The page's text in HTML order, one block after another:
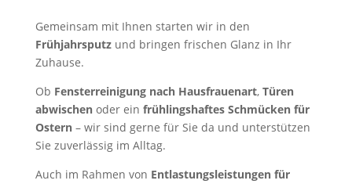
Gemeinsam mit Ihnen starten wir in den
Frühjahrsputzund bringen frischen Glanz in Ihr
Zuhause.
Ob Fensterreinigung nach Hausfrauenart, Türen
abwischenoder ein frühlingshaftes Schmücken für
Ostern– wir sind gerne für Sie da und unterstützen
Sie zuverlässig im Alltag.
Auch im Rahmen von Entlastungsleistungen für